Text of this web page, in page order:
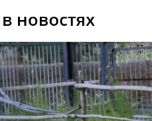
новостях